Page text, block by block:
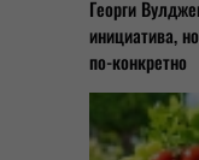
Георги
инициатива,
по-конкретно